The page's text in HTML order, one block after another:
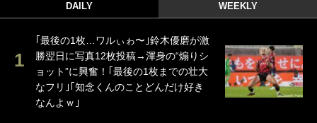
DAILY WEEKLY
｢最後の1枚…ワルぃゎ〜｣鈴木優磨が激
勝翌日に写真12枚投稿→渾身の“煽りシ
ョット”に興奮！｢最後の1枚までの壮大
なフリ｣｢知念くんのことどんだけ好き
なんよｗ｣